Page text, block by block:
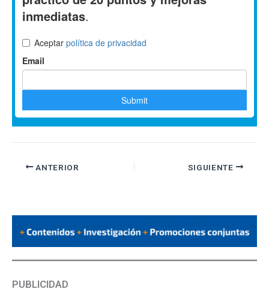
ANTERIOR SIGUIENTE
PUBLICIDAD